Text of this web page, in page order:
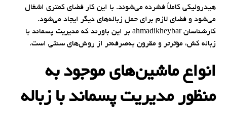
هیدرولیکی کاملاً فشرده می‌شوند. با این کار فضای کمتری اشغال
می‌شود و فضای لازم برای حمل زباله‌های دیگر ایجاد می‌شود.
کارشناسان ahmadikheybar بر این باورند که مدیریت پسماند با
زباله کش، مؤثرتر و مقرون به‌صرفه‌تر از روش‌های سنتی است.
انواع ماشین‌‌های موجود به
منظور مدیریت پسماند با زباله